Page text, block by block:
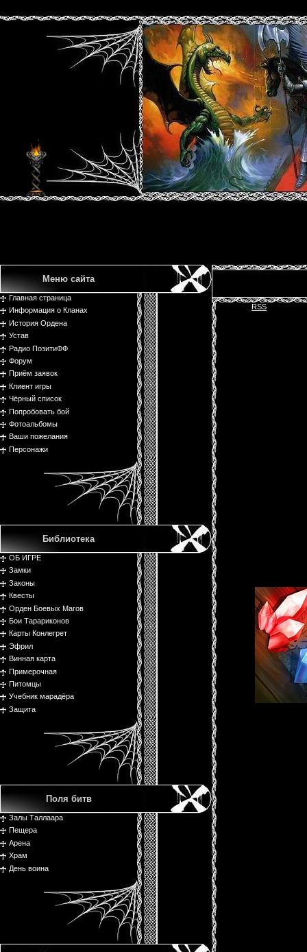
Меню сайта
Главная страница
Информация о Кланах
История Ордена
Устав
Радио ПозитиФФ
Форум
Приём заявок
Клиент игры
Чёрный список
Попробовать бой
Фотоальбомы
Ваши пожелания
Персонажи
Библиотека
ОБ ИГРЕ
Замки
Законы
Квесты
Орден Боевых Магов
Бои Тарариконов
Карты Конлегрет
Эфрил
Винная карта
Примерочная
Питомцы
Учебник марадёра
Защита
Поля битв
Залы Таллаара
Пещера
Арена
Храм
День воина
RSS